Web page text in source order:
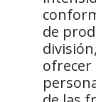
de
ofrecer